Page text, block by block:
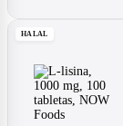
HALAL